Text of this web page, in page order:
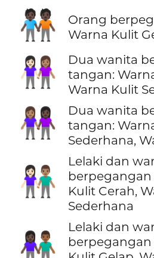
🧑🏿‍🤝‍🧑🏿
Orang
Warna Kulit
👩🏻‍🤝‍👩🏽
Dua wanita
tangan:
Warna Kulit
👩🏽‍🤝‍👩🏿
Dua wanita
tangan:
Sederhana,
👩🏻‍🤝‍👨🏽
Lelaki dan
Kulit Cerah,
Sederhana
👩🏿‍🤝‍👨🏾
Lelaki dan